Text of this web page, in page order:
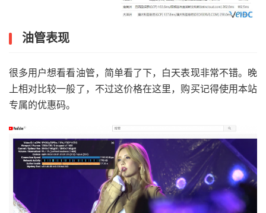
油管表现
很多用户想看看油管，简单看了下，白天表现非常不错。晚
上相对比较一般了，不过这价格在这里，购买记得使用本站
专属的优惠码。